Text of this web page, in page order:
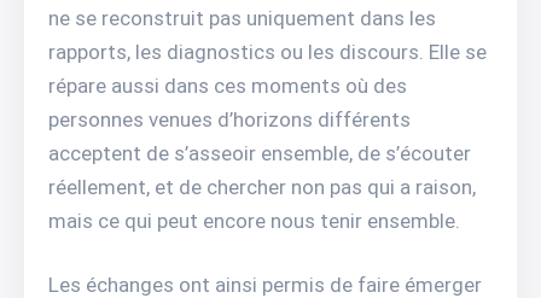
ne se reconstruit pas uniquement dans les
rapports, les diagnostics ou les discours. Elle se
répare aussi dans ces moments où des
personnes venues d’horizons différents
acceptent de s’asseoir ensemble, de s’écouter
réellement, et de chercher non pas qui a raison,
mais ce qui peut encore nous tenir ensemble.
Les échanges ont ainsi permis de faire émerger